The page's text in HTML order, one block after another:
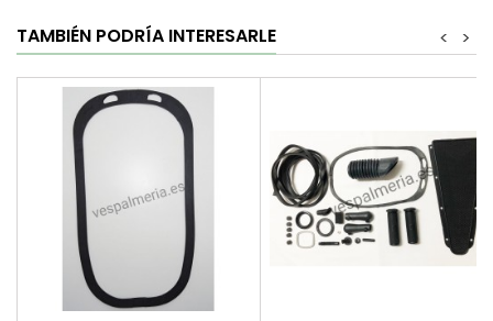
TAMBIÉN PODRÍA INTERESARLE >
<